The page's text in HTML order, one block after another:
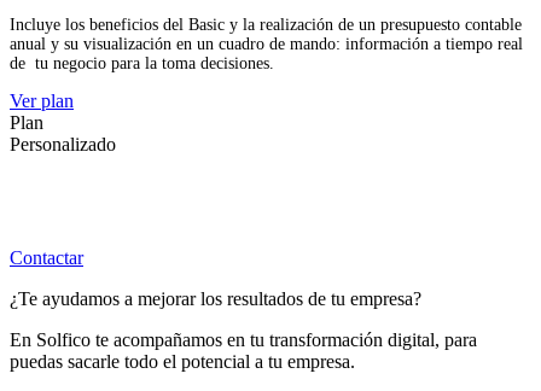
Incluye los beneficios del Basic y la realización de un presupuesto contable
anual y su visualización en un cuadro de mando: información a tiempo real
de tu negocio para la toma decisiones.
Ver plan
Plan
Personalizado
Contactar
¿Te ayudamos a mejorar los resultados de tu empresa?
En Solfico te acompañamos en tu transformación digital, para
puedas sacarle todo el potencial a tu empresa.